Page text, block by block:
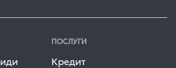
ПОСЛУГИ
Кредит